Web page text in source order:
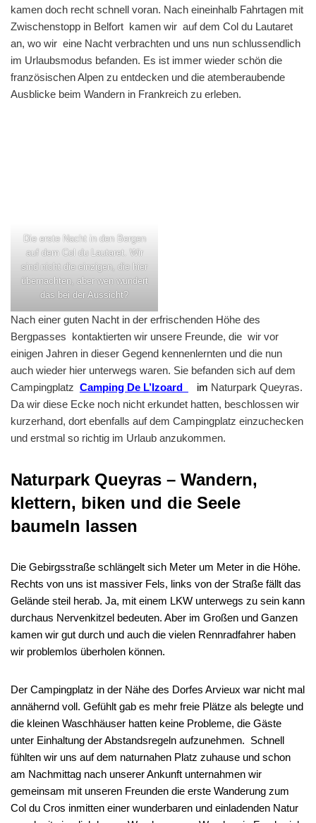
kamen doch recht schnell voran. Nach eineinhalb Fahrtagen mit
Zwischenstopp in Belfort kamen wir auf dem Col du Lautaret
an, wo wir eine Nacht verbrachten und uns nun schlussendlich
im Urlaubsmodus befanden. Es ist immer wieder schön die
französischen Alpen zu entdecken und die atemberaubende
Ausblicke beim Wandern in Frankreich zu erleben.
Die erste Nacht in den Bergen
auf dem Col du Lautaret. Wir
sind nicht die einzigen, die hier
übernachten, aber wen wundert
das bei der Aussicht?
Nach einer guten Nacht in der erfrischenden Höhe des
Bergpasses kontaktierten wir unsere Freunde, die wir vor
einigen Jahren in dieser Gegend kennenlernten und die nun
auch wieder hier unterwegs waren. Sie befanden sich auf dem
Campingplatz Camping De L’Izoard im Naturpark Queyras.
Da wir diese Ecke noch nicht erkundet hatten, beschlossen wir
kurzerhand, dort ebenfalls auf dem Campingplatz einzuchecken
und erstmal so richtig im Urlaub anzukommen.
Naturpark Queyras – Wandern,
klettern, biken und die Seele
baumeln lassen
Die Gebirgsstraße schlängelt sich Meter um Meter in die Höhe.
Rechts von uns ist massiver Fels, links von der Straße fällt das
Gelände steil herab. Ja, mit einem LKW unterwegs zu sein kann
durchaus Nervenkitzel bedeuten. Aber im Großen und Ganzen
kamen wir gut durch und auch die vielen Rennradfahrer haben
wir problemlos überholen können.
Der Campingplatz in der Nähe des Dorfes Arvieux war nicht mal
annähernd voll. Gefühlt gab es mehr freie Plätze als belegte und
die kleinen Waschhäuser hatten keine Probleme, die Gäste
unter Einhaltung der Abstandsregeln aufzunehmen. Schnell
fühlten wir uns auf dem naturnahen Platz zuhause und schon
am Nachmittag nach unserer Ankunft unternahmen wir
gemeinsam mit unseren Freunden die erste Wanderung zum
Col du Cros inmitten einer wunderbaren und einladenden Natur